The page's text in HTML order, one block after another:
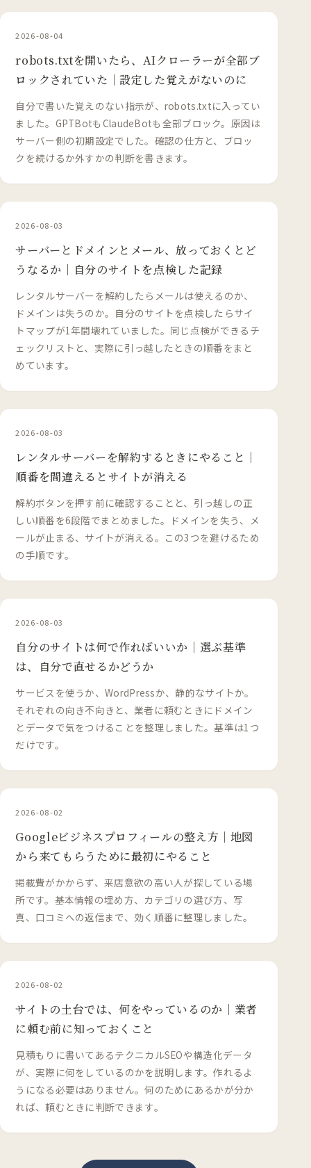
2026-08-04
robots.txtを開いたら、AIクローラーが全部ブ
ロックされていた｜設定した覚えがないのに
自分で書いた覚えのない指示が、robots.txtに入ってい
ました。GPTBotもClaudeBotも全部ブロック。原因は
サーバー側の初期設定でした。確認の仕方と、ブロッ
クを続けるか外すかの判断を書きます。
2026-08-03
サーバーとドメインとメール、放っておくとど
うなるか｜自分のサイトを点検した記録
レンタルサーバーを解約したらメールは使えるのか、
ドメインは失うのか。自分のサイトを点検したらサイ
トマップが1年間壊れていました。同じ点検ができるチ
ェックリストと、実際に引っ越したときの順番をまと
めています。
2026-08-03
レンタルサーバーを解約するときにやること｜
順番を間違えるとサイトが消える
解約ボタンを押す前に確認することと、引っ越しの正
しい順番を6段階でまとめました。ドメインを失う、メ
ールが止まる、サイトが消える。この3つを避けるため
の手順です。
2026-08-03
自分のサイトは何で作ればいいか｜選ぶ基準
は、自分で直せるかどうか
サービスを使うか、WordPressか、静的なサイトか。
それぞれの向き不向きと、業者に頼むときにドメイン
とデータで気をつけることを整理しました。基準は1つ
だけです。
2026-08-02
Googleビジネスプロフィールの整え方｜地図
から来てもらうために最初にやること
掲載費がかからず、来店意欲の高い人が探している場
所です。基本情報の埋め方、カテゴリの選び方、写
真、口コミへの返信まで、効く順番に整理しました。
2026-08-02
サイトの土台では、何をやっているのか｜業者
に頼む前に知っておくこと
見積もりに書いてあるテクニカルSEOや構造化データ
が、実際に何をしているのかを説明します。作れるよ
うになる必要はありません。何のためにあるかが分か
れば、頼むときに判断できます。